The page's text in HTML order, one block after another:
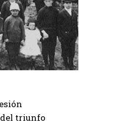
triunfo